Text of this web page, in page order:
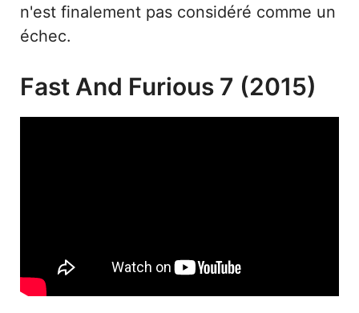
n'est finalement pas considéré comme un
échec.
Fast And Furious 7 (2015)